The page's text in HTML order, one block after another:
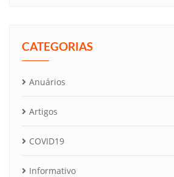
CATEGORIAS
Anuários
Artigos
COVID19
Informativo